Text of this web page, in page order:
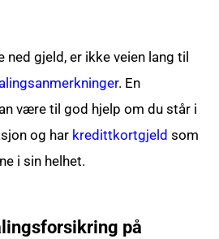
ned gjeld, er ikke veien lang til
. En
være til god hjelp om du står i
og har kredittkortgjeld som
i sin helhet.
på